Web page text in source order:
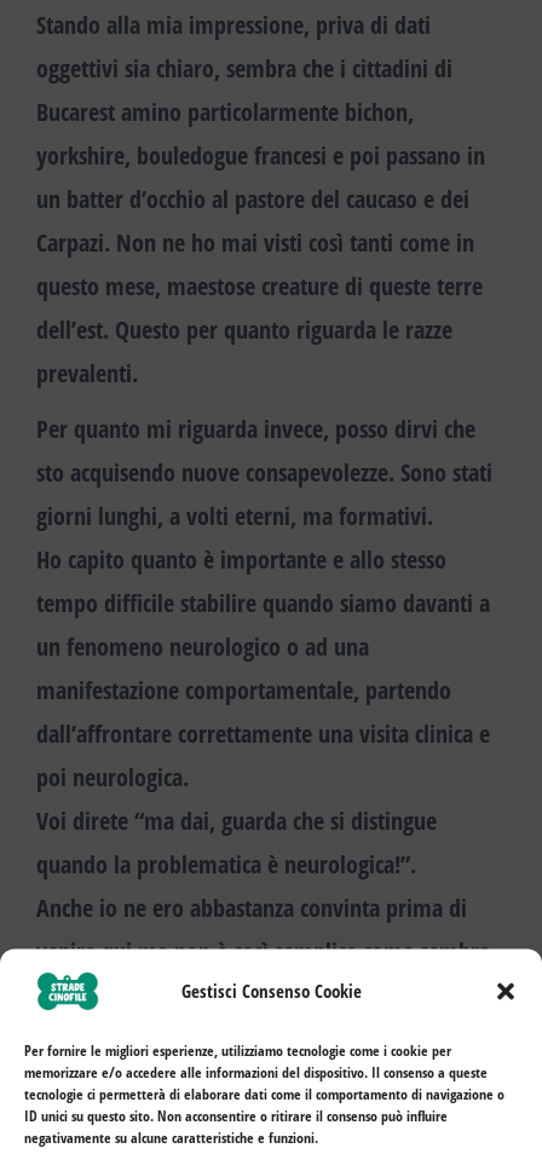
Gestisci Consenso Cookie
Per fornire le migliori esperienze, utilizziamo tecnologie come i cookie per
memorizzare e/o accedere alle informazioni del dispositivo. Il consenso a queste
tecnologie ci permetterà di elaborare dati come il comportamento di navigazione o
ID unici su questo sito. Non acconsentire o ritirare il consenso può influire
negativamente su alcune caratteristiche e funzioni.
Stando alla mia impressione, priva di dati
oggettivi sia chiaro, sembra che i cittadini di
Bucarest amino particolarmente bichon,
yorkshire, bouledogue francesi e poi passano in
un batter d’occhio al pastore del caucaso e dei
Carpazi. Non ne ho mai visti così tanti come in
questo mese, maestose creature di queste terre
dell’est. Questo per quanto riguarda le razze
prevalenti.
Per quanto mi riguarda invece, posso dirvi che
sto acquisendo nuove consapevolezze. Sono stati
giorni lunghi, a volti eterni, ma formativi.
Ho capito quanto è importante e allo stesso
tempo difficile stabilire quando siamo davanti a
un fenomeno neurologico o ad una
manifestazione comportamentale, partendo
dall’affrontare correttamente una visita clinica e
poi neurologica.
Voi direte “ma dai, guarda che si distingue
quando la problematica è neurologica!”.
Anche io ne ero abbastanza convinta prima di
venire qui ma non è così semplice come sembra.
Così come non possiamo pensare che sia sempre
una problematica neurologica quella che
vediamo.
Dobbiamosemprefarci venire il dubbio che ci sia